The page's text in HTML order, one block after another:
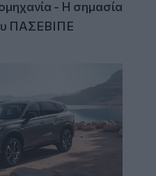
- Η σημασία
ΠΑΣΕΒΙΠΕ